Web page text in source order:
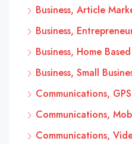
Business, Article
Business,
Business, Home
Business, Small
Communications, GPS
Communications,
Communications,